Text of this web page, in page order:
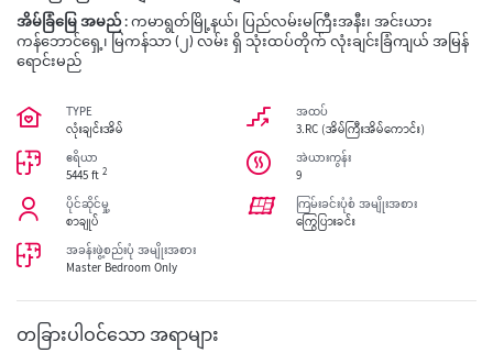
အိမ်ခြံမြေ အမည် : ကမာရွတ်မြို့နယ်၊ ပြည်လမ်းမကြီးအနီး၊ အင်းယား
ကန်ဘောင်ရှေ့၊ မြကန်သာ (၂) လမ်း ရှိ သုံးထပ်တိုက် လုံးချင်းခြံကျယ် အမြန်
ရောင်းမည်
TYPE
လုံးချင်းအိမ်
အထပ်
3.RC (အိမ်ကြီးအိမ်ကောင်း)
ဧရိယာ
5445 ft2
အဲယားကွန်း
9
ပိုင်ဆိုင်မှု့
စာချုပ် 🖽 ကြမ်းခင်းပုံစံ အမျိုးအစား
ကြွေပြားခင်း
အခန်းဖွဲ့စည်းပုံ အမျိုးအစား
Master Bedroom Only
တခြားပါဝင်သော အရာများ